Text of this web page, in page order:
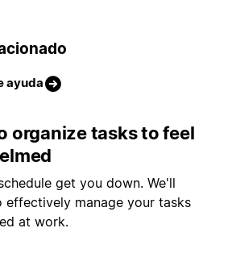
ayuda
organize tasks to feel
get you down. We'll
effectively manage your tasks
at work.